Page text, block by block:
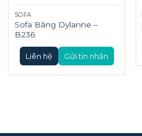
SOFA
Sofa Băng Dylanne –
B236
Liên hệ Gửi tin nhắn